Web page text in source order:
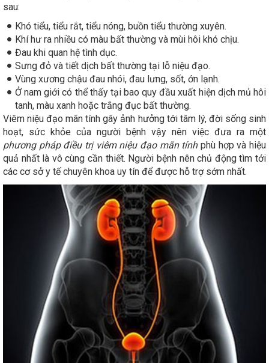
sau:
Khó tiểu, tiểu rắt, tiểu nóng, buồn tiểu thường xuyên.
Khí hư ra nhiều có màu bất thường và mùi hôi khó chịu.
Đau khi quan hệ tình dục.
Sưng đỏ và tiết dịch bất thường tại lỗ niệu đạo.
Vùng xương chậu đau nhói, đau lưng, sốt, ớn lạnh.
Ở nam giới có thể thấy tại bao quy đầu xuất hiện dịch mủ hôi
tanh, màu xanh hoặc trắng đục bất thường.
Viêm niệu đạo mãn tính gây ảnh hưởng tới tâm lý, đời sống sinh
hoạt, sức khỏe của người bệnh vậy nên việc đưa ra một
phương pháp điều trị viêm niệu đạo mãn tính phù hợp và hiệu
quả nhất là vô cùng cần thiết. Người bệnh nên chủ động tìm tới
các cơ sở y tế chuyên khoa uy tín để được hỗ trợ sớm nhất.